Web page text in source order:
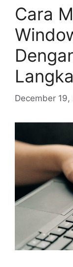
Cara
December 19,